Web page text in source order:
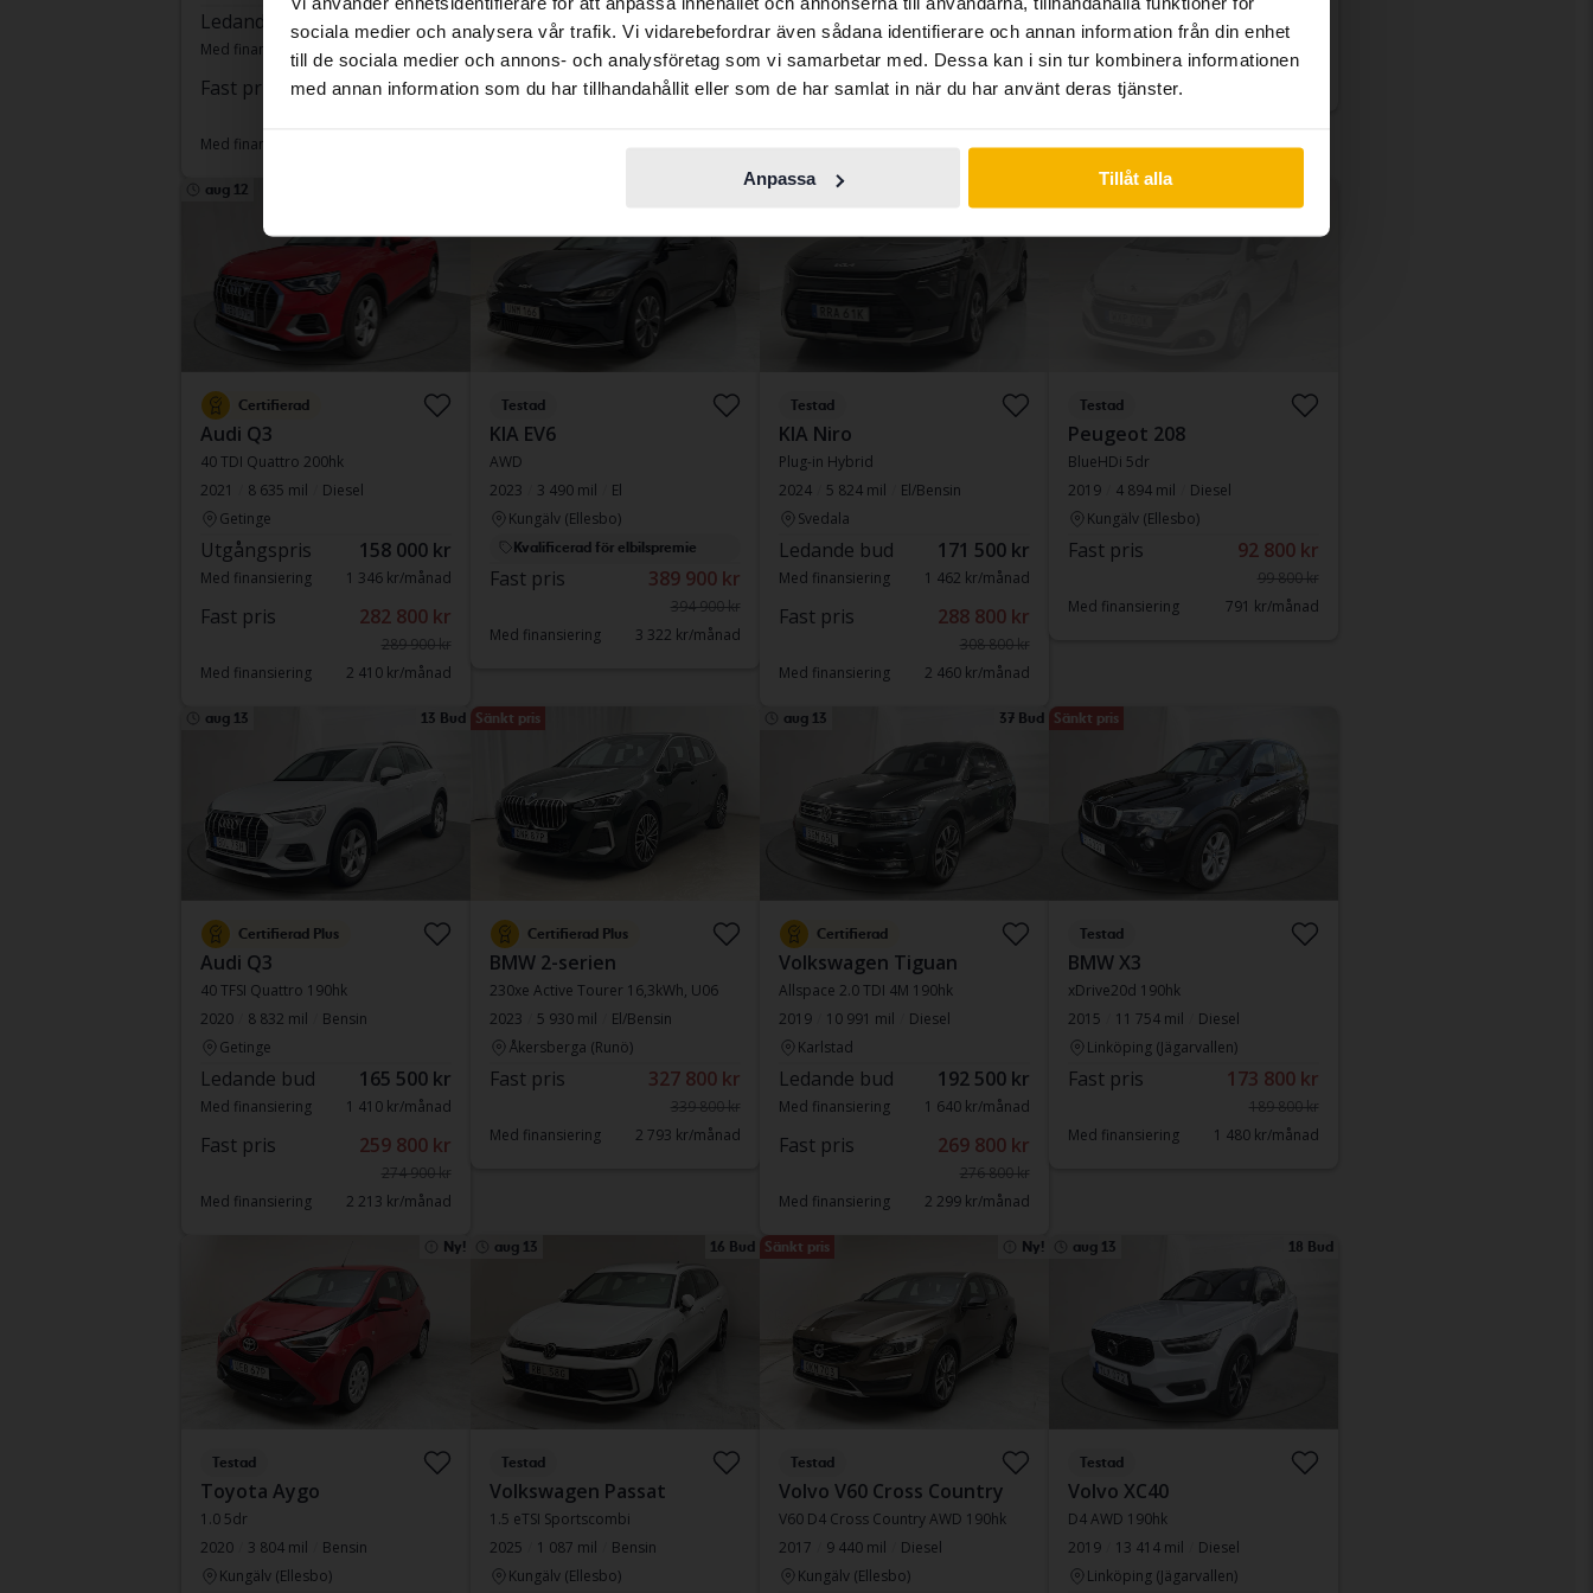
sociala medier och analysera vår trafik. Vi vidarebefordrar även sådana identifierare och annan information från din enhet
till de sociala medier och annons- och analysföretag som vi samarbetar med. Dessa kan i sin tur kombinera informationen
med annan information som du har tillhandahållit eller som de har samlat in när du har använt deras tjänster.
Anpassa Tillåt alla
Ledande bud 175 500 kr
Med finansiering 1 495 kr/månad
Fast pris 266 800 kr
Med finansiering
Fast pris 257 800 kr
264 800 kr
Med finansiering
2 197 kr/månad
Ledande bud 140 500 kr
Med finansiering 1 197 kr/månad
Fast pris 217 800 kr
1 856 kr/månad
Fast pris 155 800 kr
159 800 kr
Med finansiering
aug 12
Certifierad
Audi Q3
40 TDI Quattro 200hk
2021
8 635 mil
Diesel
Getinge
Utgångspris 158 000 kr
Med finansiering 1 346 kr/månad
Fast pris 282 800 kr
289 900 kr
Med finansiering
2 410 kr/månad
Testad
KIA EV6
AWD
2023
3 490 mil
El
Kungälv (Ellesbo)
Kvalificerad för elbilspremie
Fast pris 389 900 kr
394 900 kr
Med finansiering
3 322 kr/månad
aug 12
Testad
KIA Niro
Plug-in Hybrid
2024
5 824 mil
El/Bensin
Svedala
Ledande bud 171 500 kr
Med finansiering 1 462 kr/månad
Fast pris 288 800 kr
308 800 kr
Med finansiering
2 460 kr/månad
Testad
Peugeot 208
BlueHDi 5dr
2019
4 894 mil
Diesel
Kungälv (Ellesbo)
Fast pris 92 800 kr
99 800 kr
Med finansiering
791 kr/månad
aug 13 13 Bud
Certifierad Plus
Audi Q3
40 TFSI Quattro 190hk
2020
8 832 mil
Bensin
Getinge
Ledande bud 165 500 kr
Med finansiering 1 410 kr/månad
Fast pris 259 800 kr
274 900 kr
Med finansiering
2 213 kr/månad
Sänkt pris
Certifierad Plus
BMW 2-serien
230xe Active Tourer 16,3kWh, U06
2023
5 930 mil
El/Bensin
Åkersberga (Runö)
Fast pris 327 800 kr
339 800 kr
Med finansiering
2 793 kr/månad
aug 13 37 Bud
Certifierad
Volkswagen Tiguan
Allspace 2.0 TDI 4M 190hk
2019
10 991 mil
Diesel
Karlstad
Ledande bud 192 500 kr
Med finansiering 1 640 kr/månad
Fast pris 269 800 kr
276 800 kr
Med finansiering
2 299 kr/månad
Sänkt pris
Testad
BMW X3
xDrive20d 190hk
2015
11 754 mil
Diesel
Linköping (Jägarvallen)
Fast pris 173 800 kr
189 800 kr
Med finansiering
1 480 kr/månad
Ny!
Testad
Toyota Aygo
1.0 5dr
2020
3 804 mil
Bensin
Kungälv (Ellesbo)
aug 13 16 Bud
Testad
Volkswagen Passat
1.5 eTSI Sportscombi
2025
1 087 mil
Bensin
Kungälv (Ellesbo)
Sänkt pris Ny!
Testad
Volvo V60 Cross Country
V60 D4 Cross Country AWD 190hk
2017
9 440 mil
Diesel
Kungälv (Ellesbo)
aug 13 18 Bud
Testad
Volvo XC40
D4 AWD 190hk
2019
13 414 mil
Diesel
Linköping (Jägarvallen)
contains all the same vehicles and services.
Continue in